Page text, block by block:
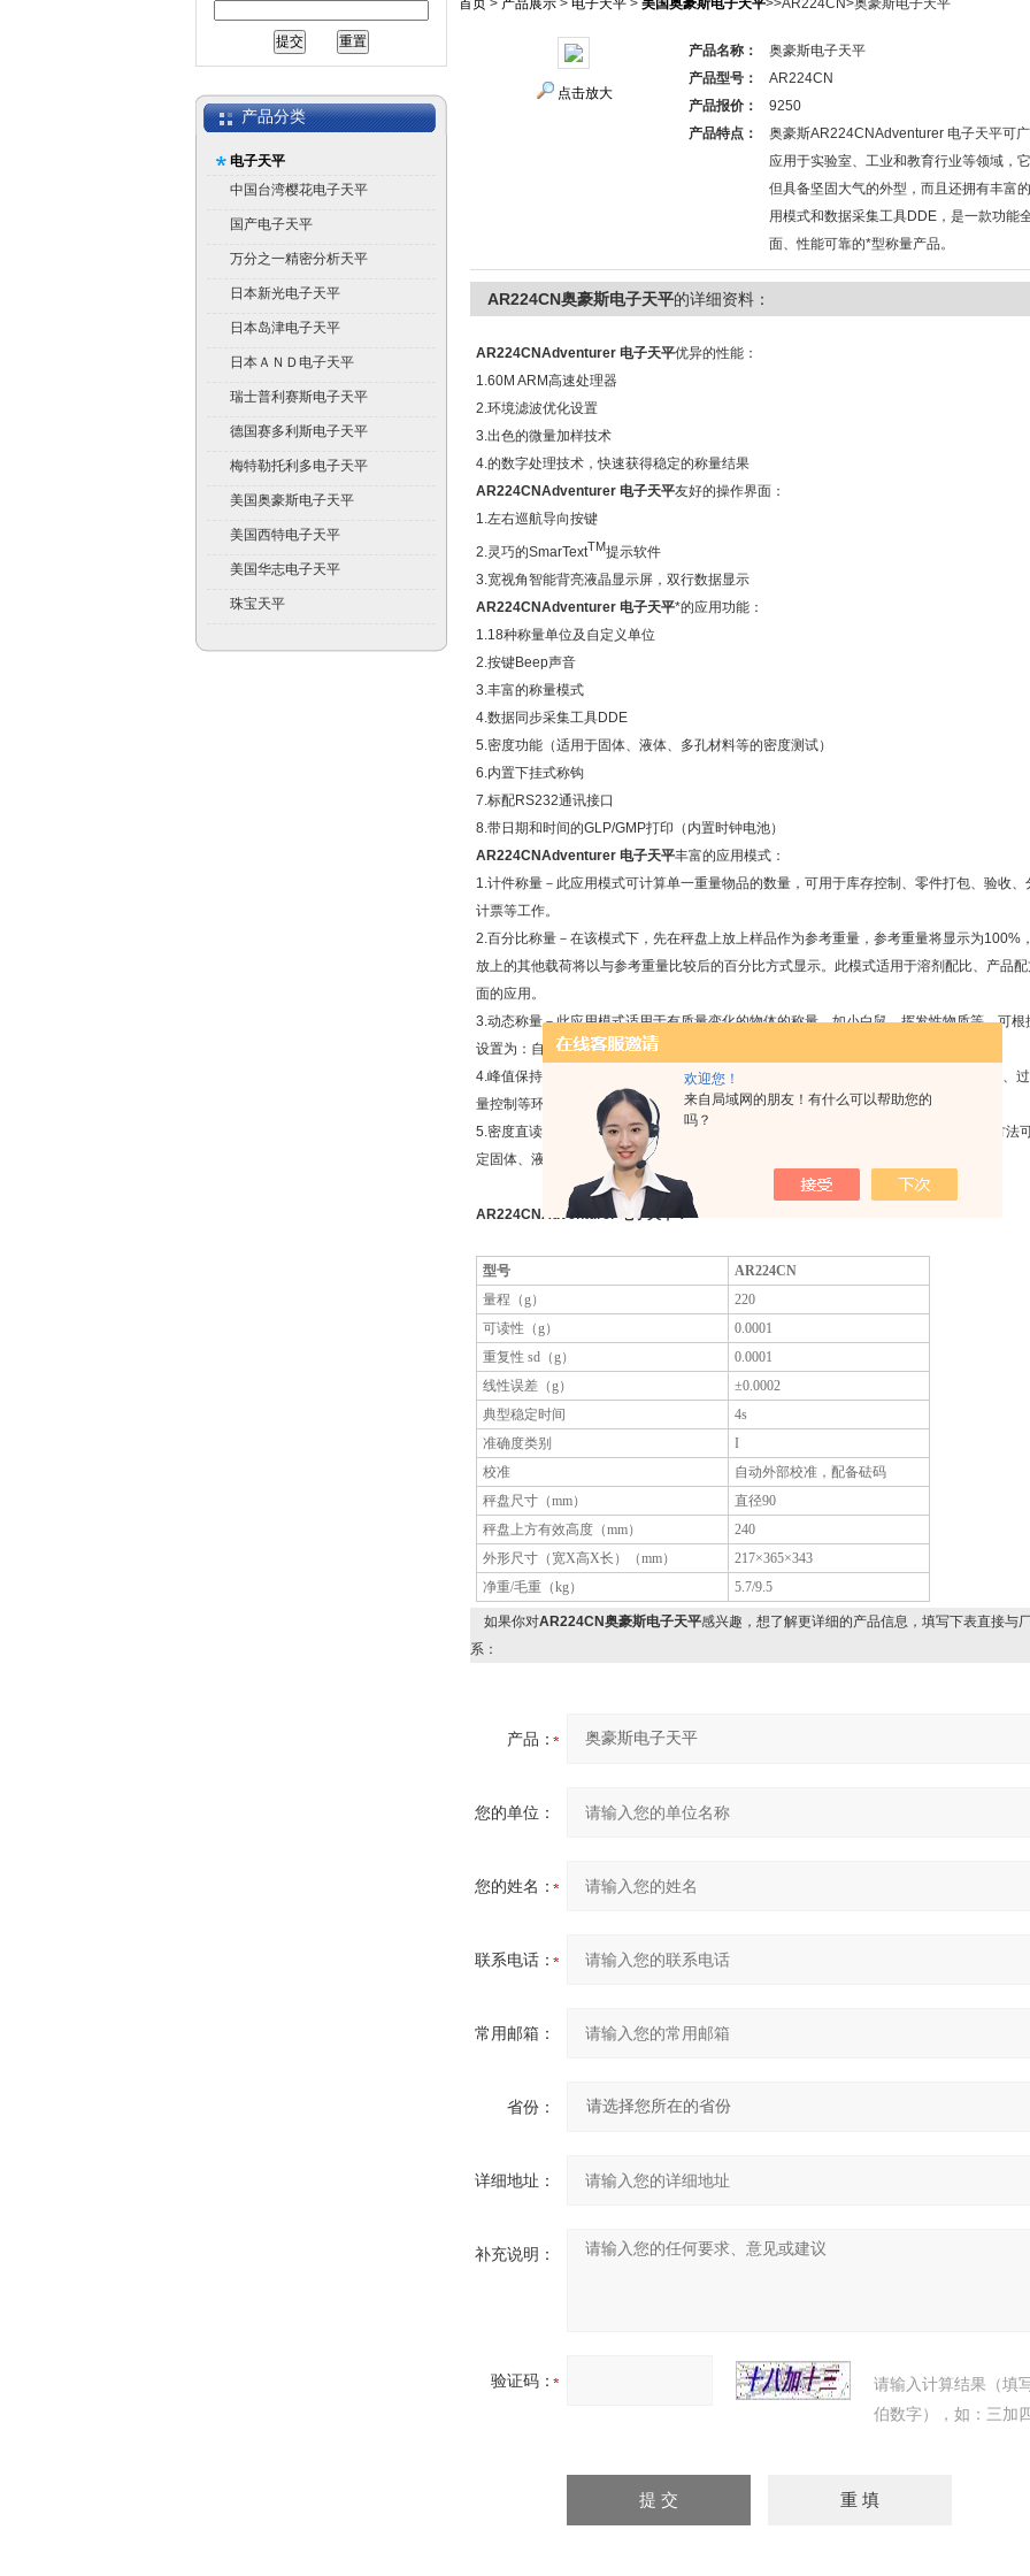
欢迎您！
来自局域网的朋友！有什么可以帮助您的
吗？
产品分类
电子天平
中国台湾樱花电子天平
国产电子天平
万分之一精密分析天平
日本新光电子天平
日本岛津电子天平
日本ＡＮＤ电子天平
瑞士普利赛斯电子天平
德国赛多利斯电子天平
梅特勒托利多电子天平
美国奥豪斯电子天平
美国西特电子天平
美国华志电子天平
珠宝天平
首页 > 产品展示 > 电子天平 > 美国奥豪斯电子天平>>AR224CN>奥豪斯电子天平
点击放大
产品名称：
奥豪斯电子天平
产品型号：
AR224CN
产品报价：
9250
产品特点：
奥豪斯AR224CNAdventurer 电子天平可
应用于实验室、工业和教育行业等领域，
但具备坚固大气的外型，而且还拥有丰富
用模式和数据采集工具DDE，是一款功能
面、性能可靠的*型称量产品。
AR224CN奥豪斯电子天平的详细资料：
AR224CNAdventurer 电子天平优异的性能：
1.60M ARM高速处理器
2.环境滤波优化设置
3.出色的微量加样技术
4.的数字处理技术，快速获得稳定的称量结果
AR224CNAdventurer 电子天平友好的操作界面：
1.左右巡航导向按键
2.灵巧的SmarTextTM提示软件
3.宽视角智能背亮液晶显示屏，双行数据显示
AR224CNAdventurer 电子天平*的应用功能：
1.18种称量单位及自定义单位
2.按键Beep声音
3.丰富的称量模式
4.数据同步采集工具DDE
5.密度功能（适用于固体、液体、多孔材料等的密度测试）
6.内置下挂式称钩
7.标配RS232通讯接口
8.带日期和时间的GLP/GMP打印（内置时钟电池）
AR224CNAdventurer 电子天平丰富的应用模式：
1.计件称量－此应用模式可计算单一重量物品的数量，可用于库存控制、零件打包、验收、
计票等工作。
2.百分比称量－在该模式下，先在秤盘上放上样品作为参考重量，参考重量将显示为100%
放上的其他载荷将以与参考重量比较后的百分比方式显示。此模式适用于溶剂配比、产品
面的应用。
3.动态称量－此应用模式适用于有质量变化的物体的称量，如小白鼠、挥发性物质等。可根
设置为：自动、半自动和手动状态。
4.峰值保持－该功能可捕捉并显示一系列称量中zui大的稳定读数，可应用于原材料检验、
量控制等环节。
5.密度直读－OHAUS密度测定方法是借助于阿基米德原理（浮力法）来实现的，这种方法
定固体、液体及多孔材料的密度。（此功能需要配合OHAUS的密度组件）
AR224CNAdventurer 电子天平：
型号
AR224CN
量程（g）
220
可读性（g）
0.0001
重复性 sd（g）
0.0001
线性误差（g）
±0.0002
典型稳定时间
4s
准确度类别
I
校准
自动外部校准，配备砝码
秤盘尺寸（mm）
直径90
秤盘上方有效高度（mm）
240
外形尺寸（宽X高X长）（mm）
217×365×343
净重/毛重（kg）
5.7/9.5
如果你对AR224CN奥豪斯电子天平感兴趣，想了解更详细的产品信息，填写下表直接与
系：
产品：
您的单位：
您的姓名：
联系电话：
常用邮箱：
省份：
详细地址：
补充说明：
验证码：
请输入计算结果（填
伯数字），如：三加